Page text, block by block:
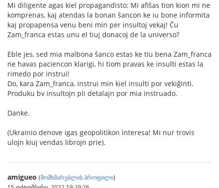
Mi diligente agas kiel propagandisto: Mi afiŝas tion kion mi ne
komprenas, kaj atendas la bonan ŝancon ke iu bone informita
kaj propapensa venu beni min per insultoj vekaj! Ĉu
Zam_franca estas unu el tiuj donacoj de la universo?
Eble jes, sed mia malbona ŝanco estas ke tiu bena Zam_franca
ne havas paciencon klarigi, hi tiom pravas ke insulti estas la
rimedo por instrui!
Do, kara Zam_franca, instrui min kiel insulti por vekiĝinti.
Produku bv insultojn pli detalajn por mia instruado.
Danke.
(Ukrainio denove igas geopolitikon interesa! Mi nur trovis
ulojn kiuj vendas librojn prie).
amigueo (მომხმარებლის პროფილი)